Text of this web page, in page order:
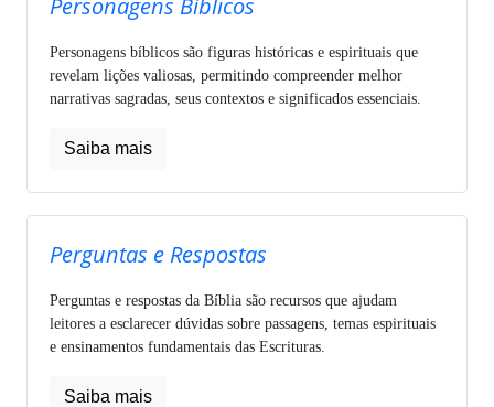
Personagens bíblicos são figuras históricas e espirituais que
revelam lições valiosas, permitindo compreender melhor
narrativas sagradas, seus contextos e significados essenciais.
Saiba mais
Perguntas e Respostas
Perguntas e respostas da Bíblia são recursos que ajudam
leitores a esclarecer dúvidas sobre passagens, temas espirituais
e ensinamentos fundamentais das Escrituras.
Saiba mais